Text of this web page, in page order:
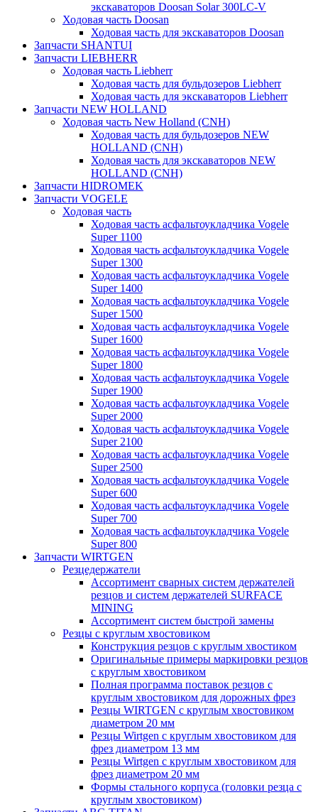
экскаваторов Doosan Solar 300LC-V
Ходовая часть Doosan
Ходовая часть для экскаваторов Doosan
Запчасти SHANTUI
Запчасти LIEBHERR
Ходовая часть Liebherr
Ходовая часть для бульдозеров Liebherr
Ходовая часть для экскаваторов Liebherr
Запчасти NEW HOLLAND
Ходовая часть New Holland (CNH)
Ходовая часть для бульдозеров NEW
HOLLAND (CNH)
Ходовая часть для экскаваторов NEW
HOLLAND (CNH)
Запчасти HIDROMEK
Запчасти VOGELE
Ходовая часть
Ходовая часть асфальтоукладчика Vogele
Super 1100
Ходовая часть асфальтоукладчика Vogele
Super 1300
Ходовая часть асфальтоукладчика Vogele
Super 1400
Ходовая часть асфальтоукладчика Vogele
Super 1500
Ходовая часть асфальтоукладчика Vogele
Super 1600
Ходовая часть асфальтоукладчика Vogele
Super 1800
Ходовая часть асфальтоукладчика Vogele
Super 1900
Ходовая часть асфальтоукладчика Vogele
Super 2000
Ходовая часть асфальтоукладчика Vogele
Super 2100
Ходовая часть асфальтоукладчика Vogele
Super 2500
Ходовая часть асфальтоукладчика Vogele
Super 600
Ходовая часть асфальтоукладчика Vogele
Super 700
Ходовая часть асфальтоукладчика Vogele
Super 800
Запчасти WIRTGEN
Резцедержатели
Ассортимент сварных систем держателей
резцов и систем держателей SURFACE
MINING
Ассортимент систем быстрой замены
Резцы с круглым хвостовиком
Конструкция резцов с круглым хвостиком
Оригинальные примеры маркировки резцов
с круглым хвостовиком
Полная программа поставок резцов с
круглым хвостовиком для дорожных фрез
Резцы WIRTGEN с круглым хвостовиком
диаметром 20 мм
Резцы Wirtgen с круглым хвостовиком для
фрез диаметром 13 мм
Резцы Wirtgen с круглым хвостовиком для
фрез диаметром 20 мм
Формы стального корпуса (головки резца с
круглым хвостовиком)